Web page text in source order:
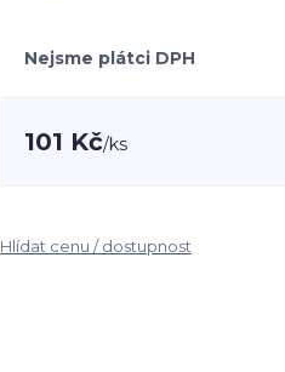
Nejsme plátci DPH
101 Kč/ks
Hlídat cenu / dostupnost